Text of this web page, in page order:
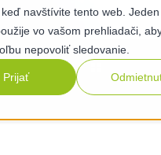
navštívite tento web.
vo vašom prehliadači,
nepovoliť sledovanie.
Prijať